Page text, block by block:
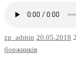
zp_admin 20.05.2018
боржників